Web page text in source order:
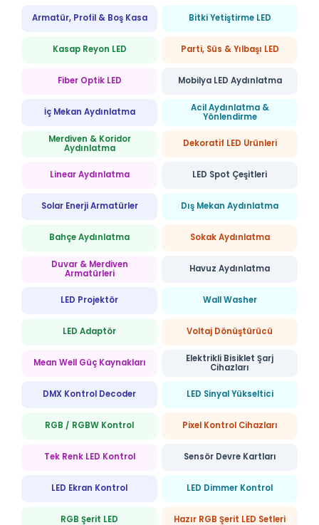
Armatür, Profil & Boş Kasa Bitki Yetiştirme LED
Kasap Reyon LED Parti, Süs & Yılbaşı LED
Fiber Optik LED Mobilya LED Aydınlatma
İç Mekan Aydınlatma
Acil Aydınlatma &
Yönlendirme
Merdiven & Koridor
Aydınlatma
Dekoratif LED Ürünleri
Linear Aydınlatma LED Spot Çeşitleri
Solar Enerji Armatürler Dış Mekan Aydınlatma
Bahçe Aydınlatma Sokak Aydınlatma
Duvar & Merdiven
Armatürleri
Havuz Aydınlatma
LED Projektör Wall Washer
LED Adaptör Voltaj Dönüştürücü
Mean Well Güç Kaynakları
Elektrikli Bisiklet Şarj
Cihazları
DMX Kontrol Decoder LED Sinyal Yükseltici
RGB / RGBW Kontrol Pixel Kontrol Cihazları
Tek Renk LED Kontrol Sensör Devre Kartları
LED Ekran Kontrol LED Dimmer Kontrol
RGB Şerit LED Hazır RGB Şerit LED Setleri